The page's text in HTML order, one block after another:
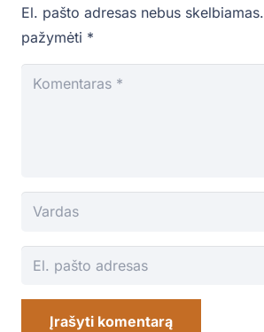
El. pašto adresas nebus skelbiamas.
pažymėti *
Įrašyti komentarą